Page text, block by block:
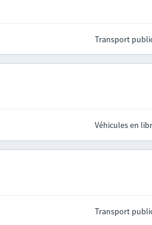
Transport
Véhicules en
Transport